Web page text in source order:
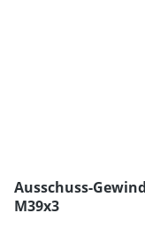
Ausschuss-
M39x3